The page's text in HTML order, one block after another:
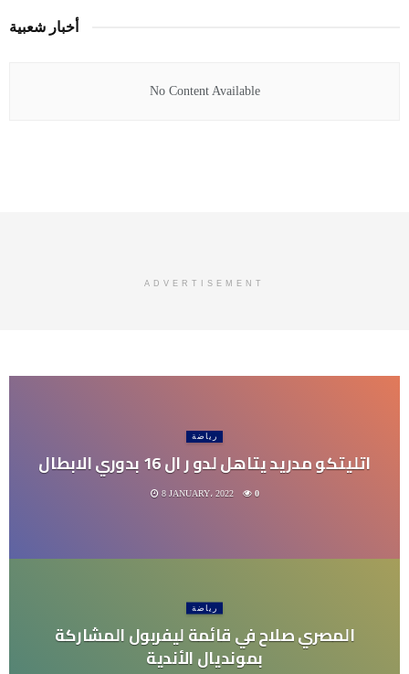
أخبار شعبية
No Content Available
ADVERTISEMENT
رياضة
اتليتكو مدريد يتاهل لدو ر ال 16 بدوري الابطال
8 JANUARY، 2022 0
رياضة
المصري صلاح في قائمة ليفربول المشاركة
بمونديال الأندية